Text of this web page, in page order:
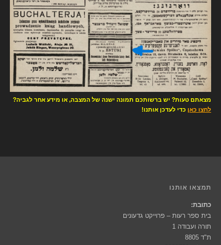
מצאתם טעות? יש ברשותכם תמונה ישנה של המצבה, או מידע אחר לגביה?
לחצו כאן כדי לעדכן אותנו!
תמצאו אותנו
כתובת:
בית ספר רעות – פרוייקט גדעונים
תורה ועבודה 1
ת"ד 8805